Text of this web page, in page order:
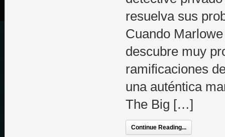
resuelva sus
Cuando
descubre muy
ramificaciones
una auténtica
The Big […]
Continue Reading...